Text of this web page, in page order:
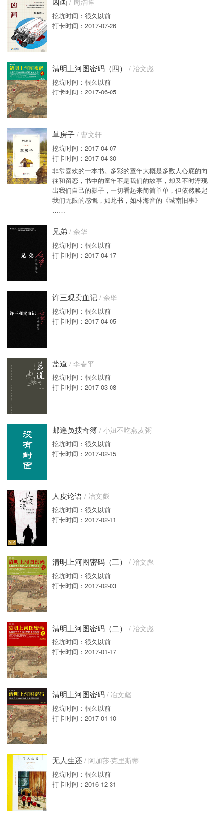
挖坑时间：很久以前
打卡时间：2017-07-26
清明上河图密码（四） / 冶文彪
挖坑时间：很久以前
打卡时间：2017-06-05
草房子 / 曹文轩
挖坑时间：2017-04-07
打卡时间：2017-04-30
非常喜欢的一本书。多彩的童年大概是多数人心底的向
往和留恋，书中的童年不是我们的故事，却又不时浮现
出我们自己的影子，一切看起来简简单单，但依然唤起
我们无限的感慨，如此书，如林海音的《城南旧事》
……
兄弟 / 余华
挖坑时间：很久以前
打卡时间：2017-04-17
许三观卖血记 / 余华
挖坑时间：很久以前
打卡时间：2017-04-05
盐道 / 李春平
挖坑时间：很久以前
打卡时间：2017-03-08
邮递员搜奇簿 / 小妞不吃燕麦粥
挖坑时间：很久以前
打卡时间：2017-02-15
人皮论语 / 冶文彪
挖坑时间：很久以前
打卡时间：2017-02-11
清明上河图密码（三） / 冶文彪
挖坑时间：很久以前
打卡时间：2017-02-03
清明上河图密码（二） / 冶文彪
挖坑时间：很久以前
打卡时间：2017-01-17
清明上河图密码 / 冶文彪
挖坑时间：很久以前
打卡时间：2017-01-10
无人生还 / 阿加莎·克里斯蒂
挖坑时间：很久以前
打卡时间：2016-12-31